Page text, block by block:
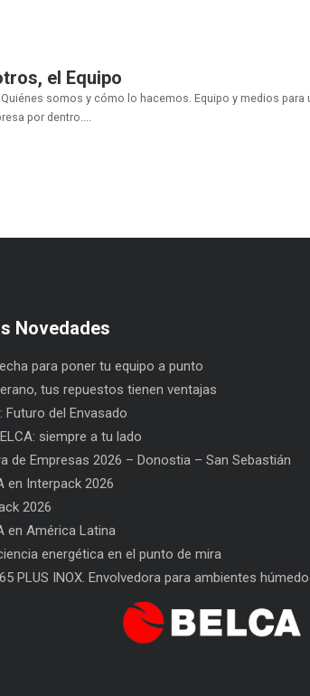
el Equipo
somos y cómo lo hacemos. Equipo y medios para
por dentro....
del Envasado
Novedades
para poner tu equipo a punto
tus repuestos tienen ventajas
Futuro del Envasado
siempre a tu lado
de Empresas 2026 – Donostia – San Sebastián
en Interpack 2026
2026
en América Latina
energética en el punto de mira
PLUS INOX. Envolvedora para ambientes